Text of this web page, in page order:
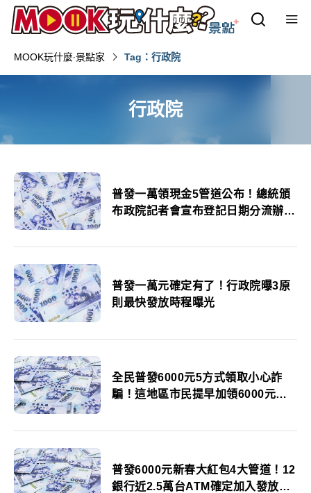
MOOK玩什麼‧景點家 Tag：行政院
行政院
普發一萬領現金5管道公布！總統頒
布政院記者會宣布登記日期分流辦法
普發一萬元確定有了！行政院曝3原
則最快發放時程曝光
全民普發6000元5方式領取小心詐
騙！這地區市民提早加領6000元羨
普發6000元新春大紅包4大管道！12
銀行近2.5萬台ATM確定加入發放領